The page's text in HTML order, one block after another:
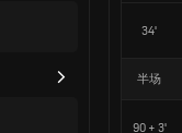
34'
半场
90 + 3'